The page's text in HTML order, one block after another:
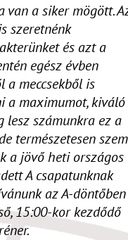
van a siker mögött.
szeretnénk
és azt a
egész évben
a meccsekből is
a maximumot, kiváló
lesz számunkra ez a
természetesen szem
a jövő heti országos
A csapatunknak
az A-
15:00-kor kezdődő